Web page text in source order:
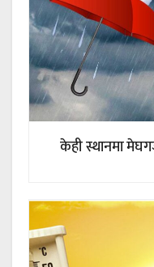
केही स्थानमा